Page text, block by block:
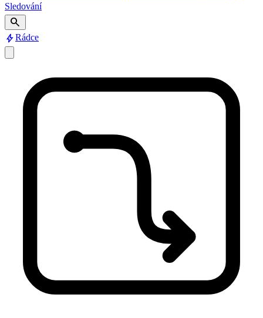
Sledování
search
boltRádce